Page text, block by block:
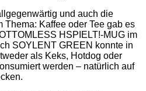
und auch die
Thema: Kaffee oder Tee gab es
HSPIELT!-MUG im
SOYLENT GREEN konnte in
als Keks, Hotdog oder
werden – natürlich auf